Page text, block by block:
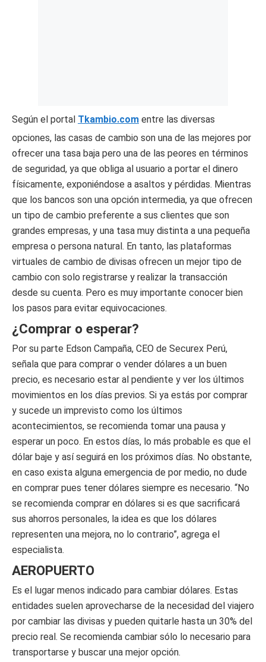
Según el portal Tkambio.com entre las diversas
opciones, las casas de cambio son una de las mejores por
ofrecer una tasa baja pero una de las peores en términos
de seguridad, ya que obliga al usuario a portar el dinero
físicamente, exponiéndose a asaltos y pérdidas. Mientras
que los bancos son una opción intermedia, ya que ofrecen
un tipo de cambio preferente a sus clientes que son
grandes empresas, y una tasa muy distinta a una pequeña
empresa o persona natural. En tanto, las plataformas
virtuales de cambio de divisas ofrecen un mejor tipo de
cambio con solo registrarse y realizar la transacción
desde su cuenta. Pero es muy importante conocer bien
los pasos para evitar equivocaciones.
¿Comprar o esperar?
Por su parte Edson Campaña, CEO de Securex Perú,
señala que para comprar o vender dólares a un buen
precio, es necesario estar al pendiente y ver los últimos
movimientos en los días previos. Si ya estás por comprar
y sucede un imprevisto como los últimos
acontecimientos, se recomienda tomar una pausa y
esperar un poco. En estos días, lo más probable es que el
dólar baje y así seguirá en los próximos días. No obstante,
en caso exista alguna emergencia de por medio, no dude
en comprar pues tener dólares siempre es necesario. “No
se recomienda comprar en dólares si es que sacrificará
sus ahorros personales, la idea es que los dólares
representen una mejora, no lo contrario”, agrega el
especialista.
AEROPUERTO
Es el lugar menos indicado para cambiar dólares. Estas
entidades suelen aprovecharse de la necesidad del viajero
por cambiar las divisas y pueden quitarle hasta un 30% del
precio real. Se recomienda cambiar sólo lo necesario para
transportarse y buscar una mejor opción.